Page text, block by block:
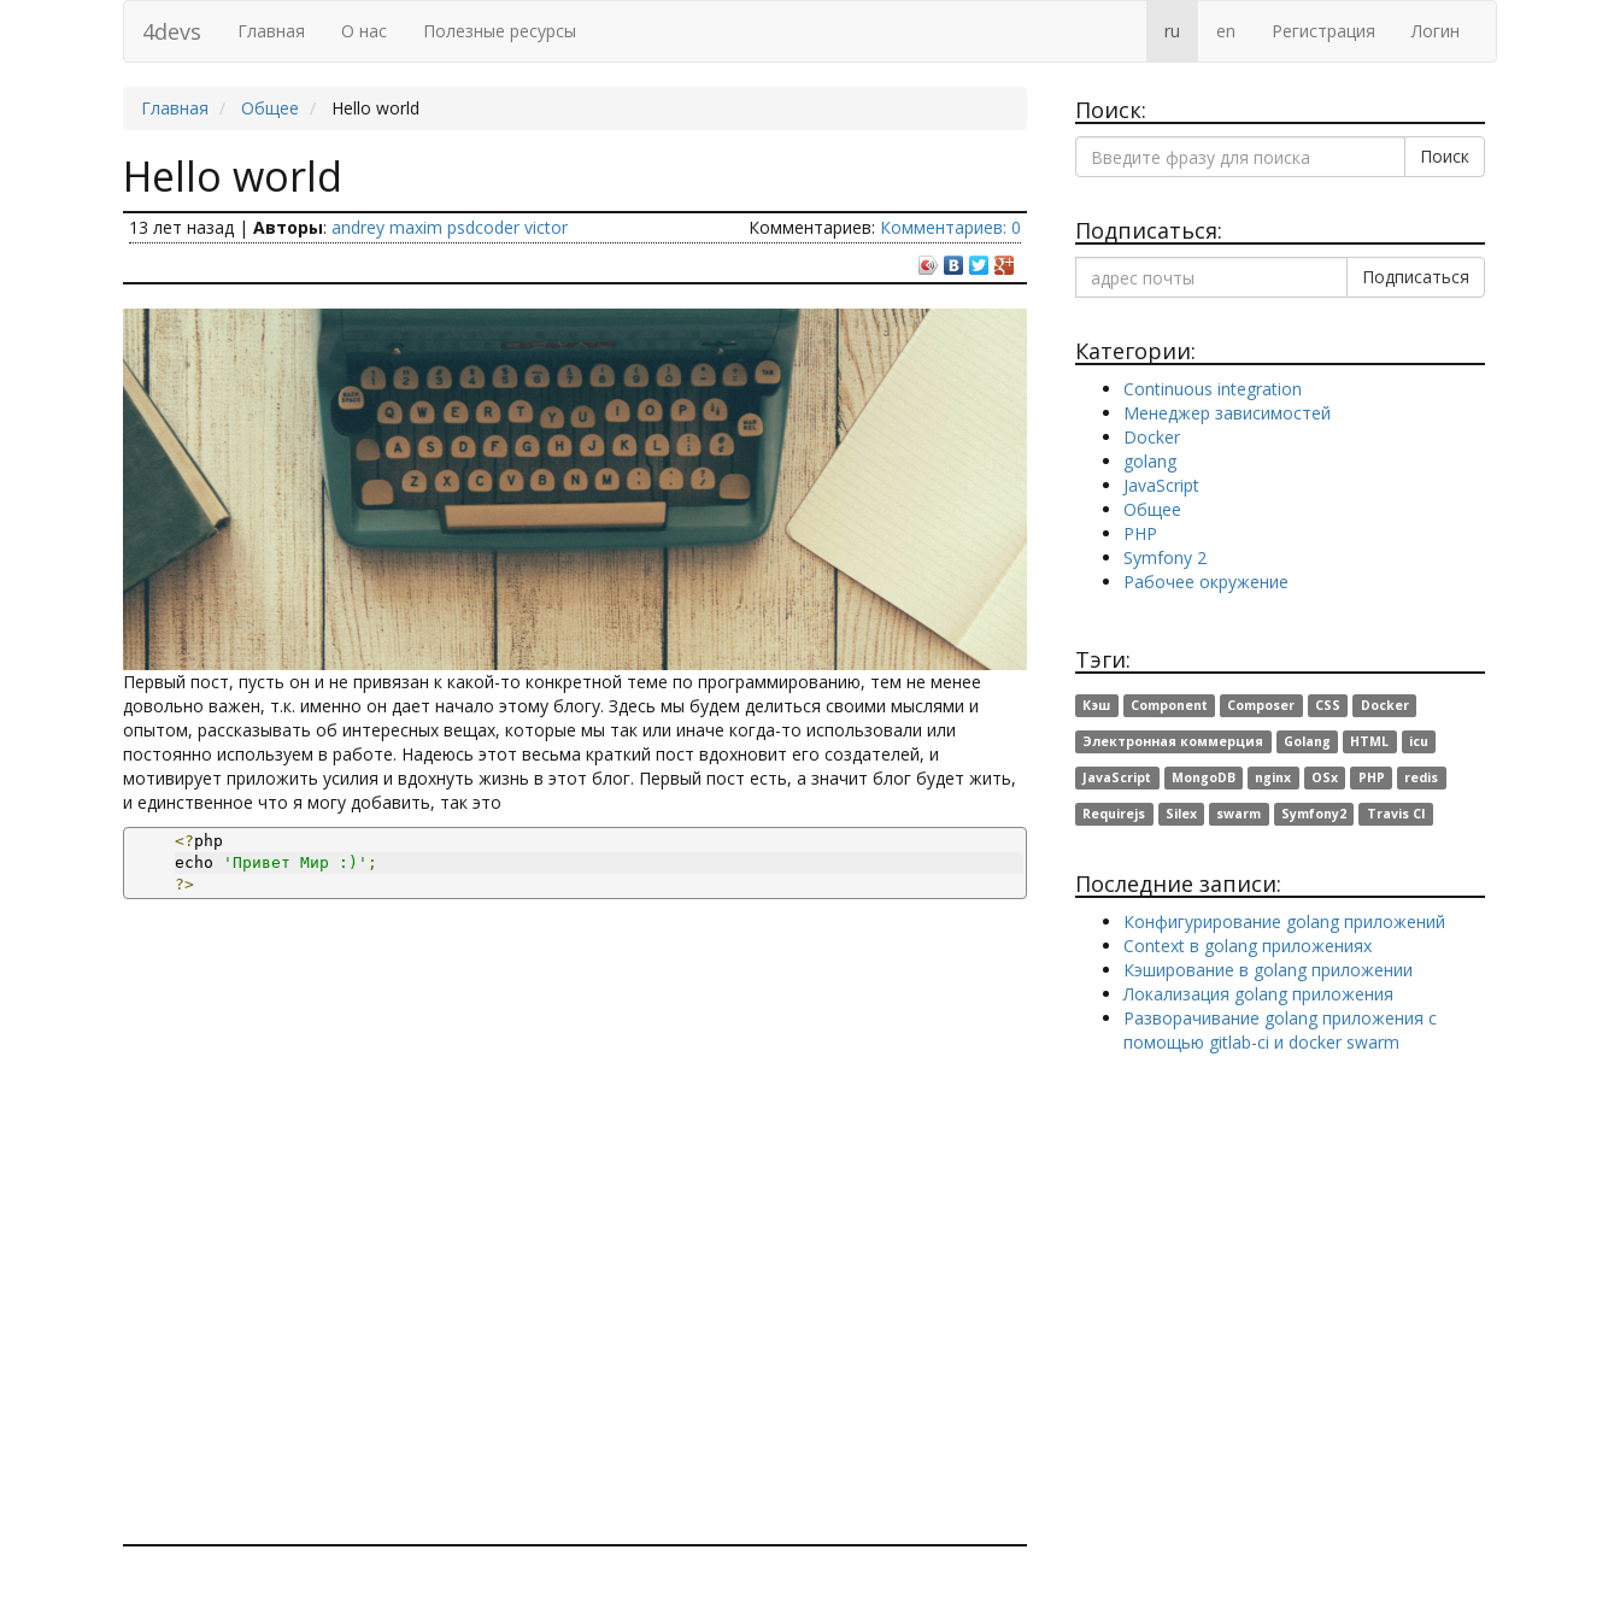
4devs Главная О нас Полезные ресурсы Регистрация Логин
ru en
Главная Общее Hello world
Hello world
13 лет назад | Авторы: andrey maxim psdcoder victor Комментариев: Комментариев: 0
Первый пост, пусть он и не привязан к какой-то конкретной теме по программированию, тем не менее
довольно важен, т.к. именно он дает начало этому блогу. Здесь мы будем делиться своими мыслями и
опытом, рассказывать об интересных вещах, которые мы так или иначе когда-то использовали или
постоянно используем в работе. Надеюсь этот весьма краткий пост вдохновит его создателей, и
мотивирует приложить усилия и вдохнуть жизнь в этот блог. Первый пост есть, а значит блог будет жить,
и единственное что я могу добавить, так это
<?php
echo
'Привет Мир :)' ;
?>
Поиск:
Поиск
Подписаться:
Категории:
Сontinuous integration
Менеджер зависимостей
Docker
golang
JavaScript
Общее
PHP
Symfony 2
Рабочее окружение
Тэги:
Кэш Component Composer CSS Docker
Электронная коммерция Golang HTML icu
JavaScript MongoDB nginx OSx PHP redis
Requirejs Silex swarm Symfony2 Travis CI
Последние записи:
Конфигурирование golang приложений
Context в golang приложениях
Кэширование в golang приложении
Локализация golang приложения
Разворачивание golang приложения с
помощью gitlab-ci и docker swarm